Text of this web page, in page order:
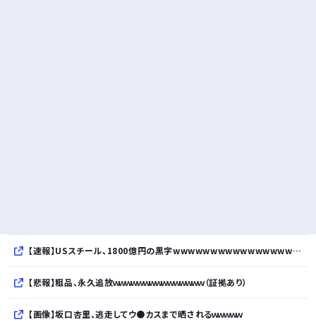
【速報】USスチール、1800億円の黒字wwwwwwwwwwwwwwwwwwwwwwww
【悲報】粗品、永久追放ｗｗｗｗｗｗｗｗｗｗｗｗｗｗｗ（証拠あり）
【画像】坂口杏里、逃走してウ●カスまで晒されるｗｗｗｗｗ